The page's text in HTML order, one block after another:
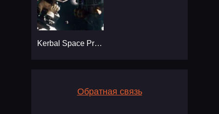
Kerbal Space Program 2
Обратная связь